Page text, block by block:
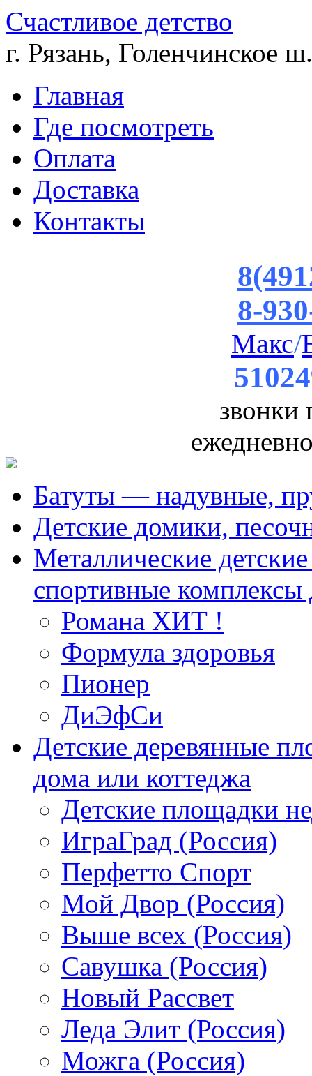
Счастливое детство
г. Рязань, Голенчинское
Главная
Где посмотреть
Оплата
Доставка
Контакты
8-
Макс/
звонки
Батуты — надувные,
Детские домики,
Металлические
спортивные комплексы
Романа ХИТ !
Формула здоровья
Пионер
ДиЭфСи
Детские деревянные
дома или коттеджа
Детские площадки
ИграГрад (Россия)
Перфетто Спорт
Мой Двор (Россия)
Выше всех (Россия)
Савушка (Россия)
Новый Рассвет
Леда Элит (Россия)
Можга (Россия)